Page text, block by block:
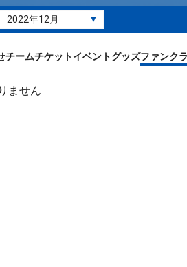
2022年12月 ▼
チームチケットイベントグッズファンク
ません